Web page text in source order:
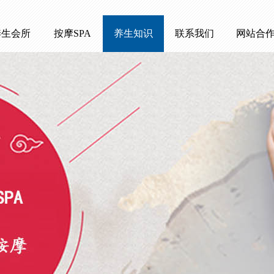
会所 按摩SPA 养生知识 联系我们 网站合